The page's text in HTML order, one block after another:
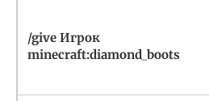
/give Игрок
minecraft:diamond_boots